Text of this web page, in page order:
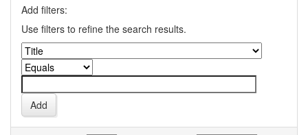
Add filters:
Use filters to refine the search results.